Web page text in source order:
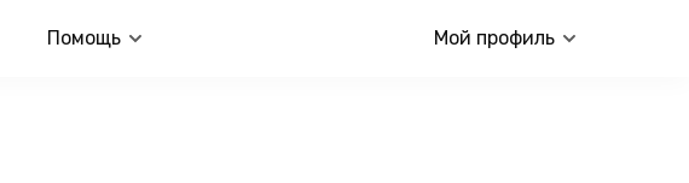
Помощь Мой профиль